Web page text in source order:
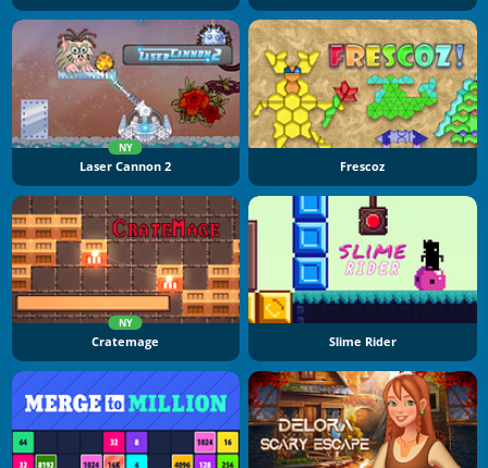
NY
Laser Cannon 2 Frescoz
NY
Cratemage Slime Rider